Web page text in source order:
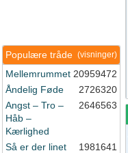
(visninger)
Populære tråde
Mellemrummet 20959472
Åndelig Føde
2726320
Angst – Tro –
Håb –
Kærlighed
2646563
Så er der linet
1981641